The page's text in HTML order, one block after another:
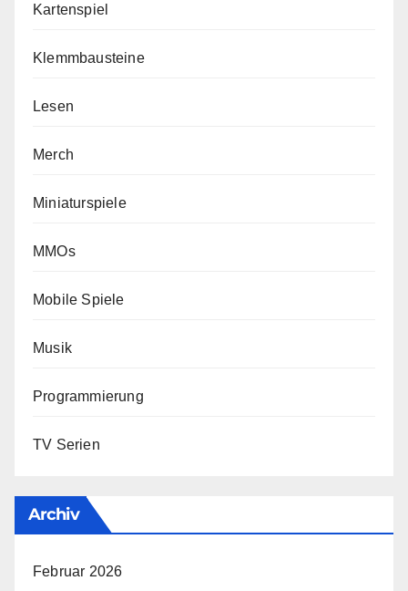
Kartenspiel
Klemmbausteine
Lesen
Merch
Miniaturspiele
MMOs
Mobile Spiele
Musik
Programmierung
TV Serien
Archiv
Februar 2026